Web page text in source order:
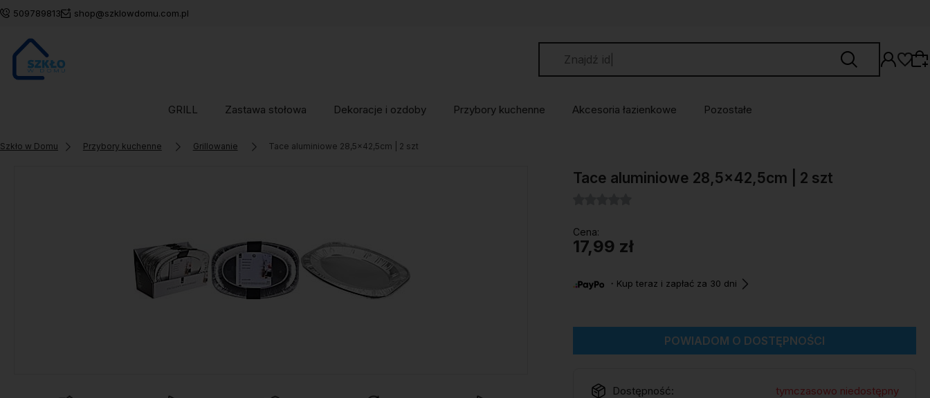
509789813 shop@szklowdomu.com.pl
oferty lub zaloguj się, aby przywrócić dodane
GRILL Zastawa stołowa Dekoracje i ozdoby Przybory kuchenne Akcesoria łazienkowe Pozostałe
Szkło w Domu Przybory kuchenne Grillowanie Tace aluminiowe 28,5x42,5cm | 2 szt
Tace aluminiowe 28,5x42,5cm | 2 szt
Cena:
17,99 zł
・Kup teraz i zapłać za 30 dni
POWIADOM O DOSTĘPNOŚCI
Dostępność: tymczasowo niedostępny